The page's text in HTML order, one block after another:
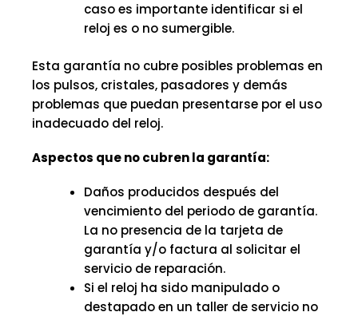
caso es importante identificar si el
reloj es o no sumergible.
Esta garantía no cubre posibles problemas en
los pulsos, cristales, pasadores y demás
problemas que puedan presentarse por el uso
inadecuado del reloj.
Aspectos que no cubren la garantía:
Daños producidos después del
vencimiento del periodo de garantía.
La no presencia de la tarjeta de
garantía y/o factura al solicitar el
servicio de reparación.
Si el reloj ha sido manipulado o
destapado en un taller de servicio no